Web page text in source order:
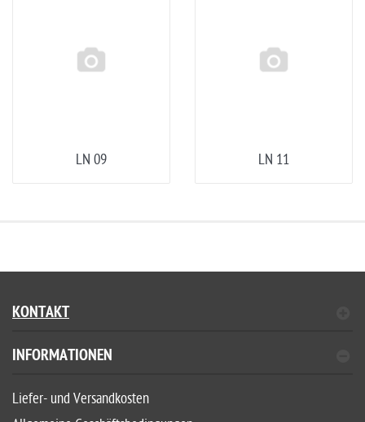
LN 09 LN 11
KONTAKT
INFORMATIONEN
Liefer- und Versandkosten